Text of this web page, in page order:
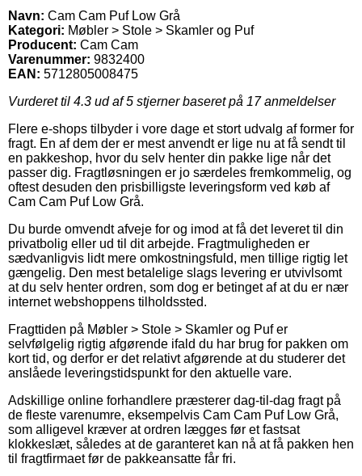
Navn: Cam Cam Puf Low Grå
Kategori: Møbler > Stole > Skamler og Puf
Producent: Cam Cam
Varenummer: 9832400
EAN: 5712805008475
Vurderet til 4.3 ud af 5 stjerner baseret på 17anmeldelser
Flere e-shops tilbyder i vore dage et stort udvalg af former for
fragt. En af dem der er mest anvendt er lige nu at få sendt til
en pakkeshop, hvor du selv henter din pakke lige når det
passer dig. Fragtløsningen er jo særdeles fremkommelig, og
oftest desuden den prisbilligste leveringsform ved køb af
Cam Cam Puf Low Grå.
Du burde omvendt afveje for og imod at få det leveret til din
privatbolig eller ud til dit arbejde. Fragtmuligheden er
sædvanligvis lidt mere omkostningsfuld, men tillige rigtig let
gængelig. Den mest betalelige slags levering er utvivlsomt
at du selv henter ordren, som dog er betinget af at du er nær
internet webshoppens tilholdssted.
Fragttiden på Møbler > Stole > Skamler og Puf er
selvfølgelig rigtig afgørende ifald du har brug for pakken om
kort tid, og derfor er det relativt afgørende at du studerer det
anslåede leveringstidspunkt for den aktuelle vare.
Adskillige online forhandlere præsterer dag-til-dag fragt på
de fleste varenumre, eksempelvis Cam Cam Puf Low Grå,
som alligevel kræver at ordren lægges før et fastsat
klokkeslæt, således at de garanteret kan nå at få pakken hen
til fragtfirmaet før de pakkeansatte får fri.